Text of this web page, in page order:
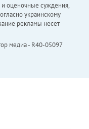
и оценочные суждения,
украинскому
рекламы несет
медиа - R40-05097